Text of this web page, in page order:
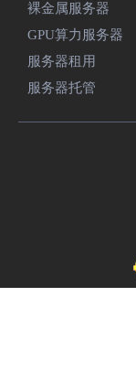
裸金属服务器
GPU算力服务器
服务器租用
服务器托管